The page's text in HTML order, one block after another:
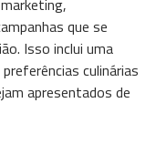
que se
Isso inclui uma
culinárias
apresentados de